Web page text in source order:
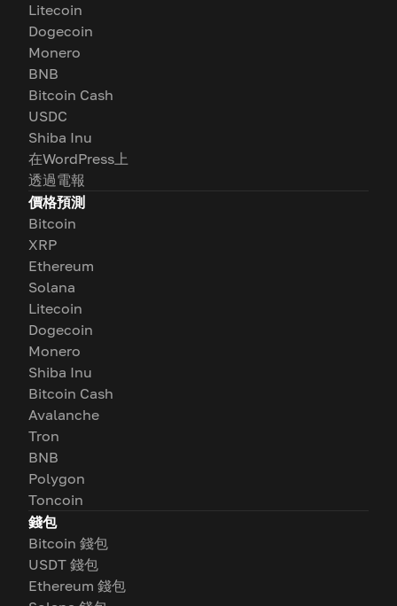
Litecoin
Dogecoin
Monero
BNB
Bitcoin Cash
USDC
Shiba Inu
在WordPress上
透過電報
價格預測
Bitcoin
XRP
Ethereum
Solana
Litecoin
Dogecoin
Monero
Shiba Inu
Bitcoin Cash
Avalanche
Tron
BNB
Polygon
Toncoin
錢包
Bitcoin 錢包
USDT 錢包
Ethereum 錢包